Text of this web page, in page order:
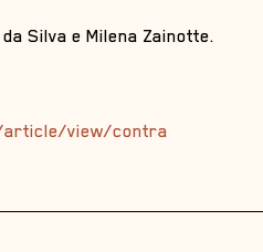
Silva e Milena Zainotte.
article/view/contra